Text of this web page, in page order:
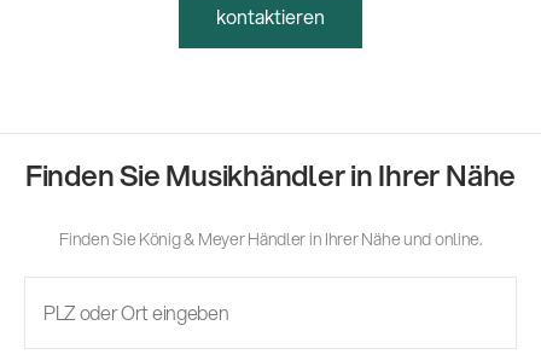
kontaktieren
Finden Sie Musikhändler in Ihrer Nähe
Finden Sie König & Meyer Händler in Ihrer Nähe und online.